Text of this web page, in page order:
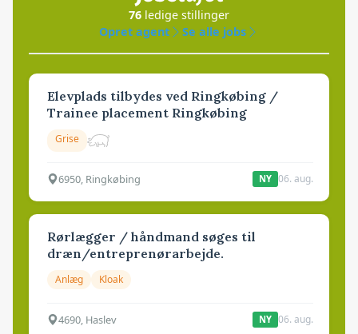
76 ledige stillinger
Opret agent
Se alle jobs
Elevplads tilbydes ved Ringkøbing /
Trainee placement Ringkøbing
Grise
6950, Ringkøbing NY 06. aug.
Rørlægger / håndmand søges til
dræn/entreprenørarbejde.
Anlæg Kloak
4690, Haslev NY 06. aug.